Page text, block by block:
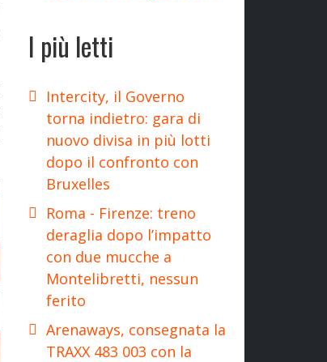
I più letti
Intercity, il Governo
torna indietro: gara di
nuovo divisa in più lotti
dopo il confronto con
Bruxelles
Roma - Firenze: treno
deraglia dopo l’impatto
con due mucche a
Montelibretti, nessun
ferito
Arenaways, consegnata la
TRAXX 483 003 con la